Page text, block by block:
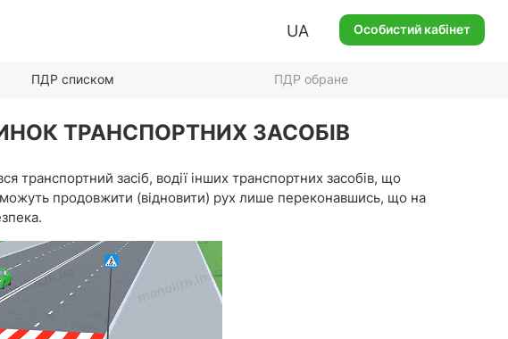
UA Особистий кабінет
ПДР списком ПДР обране
ТРАНСПОРТНИХ ЗАСОБІВ
засіб, водії інших транспортних засобів, що
можуть продовжити (відновити) рух лише переконавшись, що на